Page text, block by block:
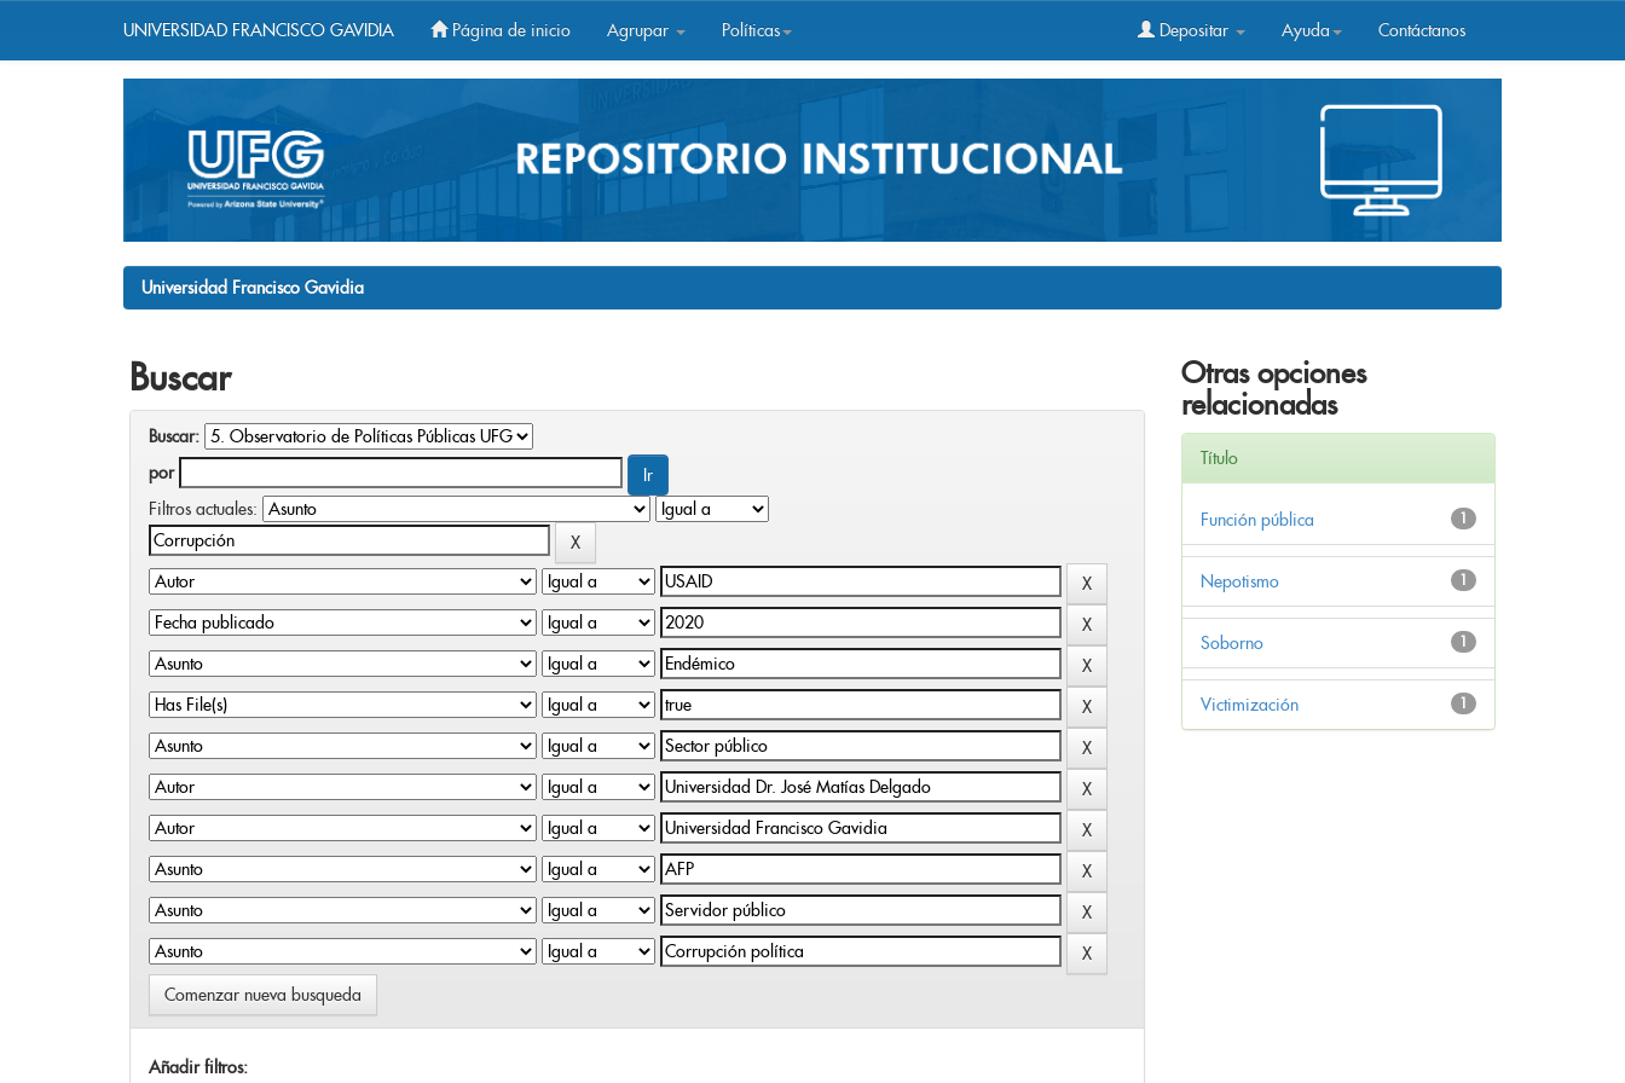
UNIVERSIDAD FRANCISCO GAVIDIA Página de inicio Agrupar Políticas Depositar Ayuda Contáctanos
Universidad Francisco Gavidia
Buscar
Buscar:
por
Filtros actuales:
Comenzar nueva busqueda
Añadir filtros:
Otras opciones
relacionadas
Título
1
Función pública
1
Nepotismo
1
Soborno
1
Victimización